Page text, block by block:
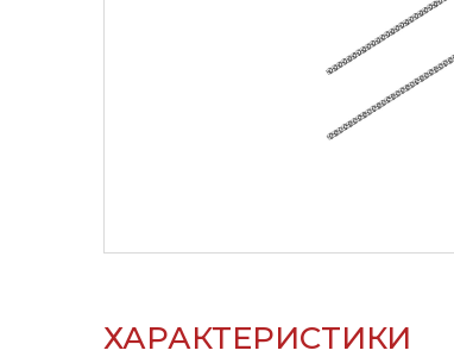
ХАРАКТЕРИСТИКИ